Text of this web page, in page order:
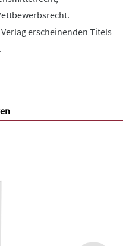
erscheinenden Titels